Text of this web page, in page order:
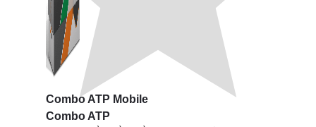
Combo ATP
Combo ATP Mobile